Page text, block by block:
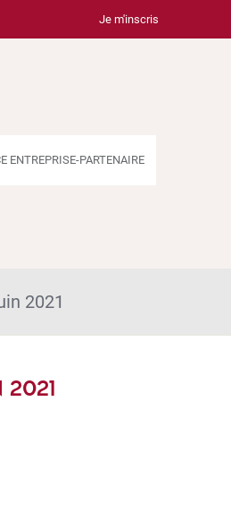
Je m'inscris
ENTREPRISE-PARTENAIRE
2021